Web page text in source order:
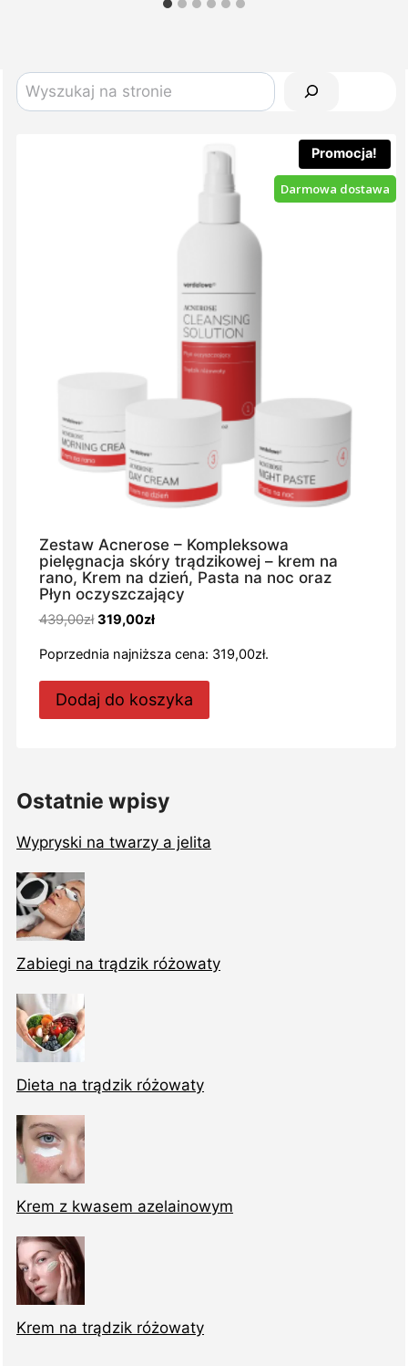
Szukaj
Promocja!
Darmowa dostawa
Zestaw Acnerose – Kompleksowa
pielęgnacja skóry trądzikowej – krem na
rano, Krem na dzień, Pasta na noc oraz
Płyn oczyszczający
439,00zł Pierwotna
wynosiła:
439,00zł.
319,00złAktualna
wynosi:
319,00zł.
Poprzednia najniższa cena: 319,00zł.
Dodaj do koszyka
Ostatnie wpisy
Wypryski na twarzy a jelita
Zabiegi na trądzik różowaty
Dieta na trądzik różowaty
Krem z kwasem azelainowym
Krem na trądzik różowaty